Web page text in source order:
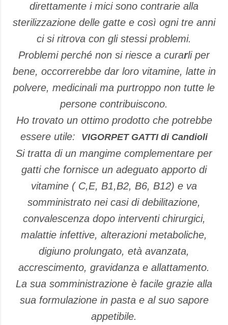
direttamente i mici sono contrarie alla
sterilizzazione delle gatte e così ogni tre anni
ci si ritrova con gli stessi problemi.
Problemi perché non si riesce a curarli per
bene, occorrerebbe dar loro vitamine, latte in
polvere, medicinali ma purtroppo non tutte le
persone contribuiscono.
Ho trovato un ottimo prodotto che potrebbe
essere utile: VIGORPET GATTI di Candioli
Si tratta di un mangime complementare per
gatti che fornisce un adeguato apporto di
vitamine ( C,E, B1,B2, B6, B12) e va
somministrato nei casi di debilitazione,
convalescenza dopo interventi chirurgici,
malattie infettive, alterazioni metaboliche,
digiuno prolungato, età avanzata,
accrescimento, gravidanza e allattamento.
La sua somministrazione è facile grazie alla
sua formulazione in pasta e al suo sapore
appetibile.